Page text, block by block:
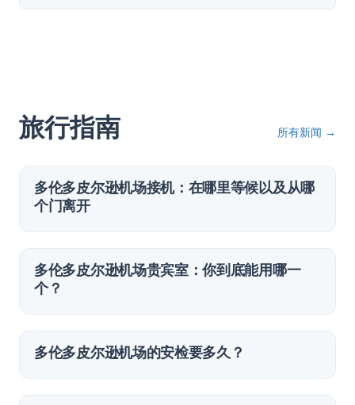
旅行指南 所有新闻 →
多伦多皮尔逊机场接机：在哪里等候以及从哪
个门离开
多伦多皮尔逊机场贵宾室：你到底能用哪一
个？
多伦多皮尔逊机场的安检要多久？